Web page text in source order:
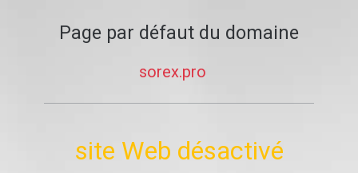
Page par défaut du domaine
sorex.pro
site Web désactivé